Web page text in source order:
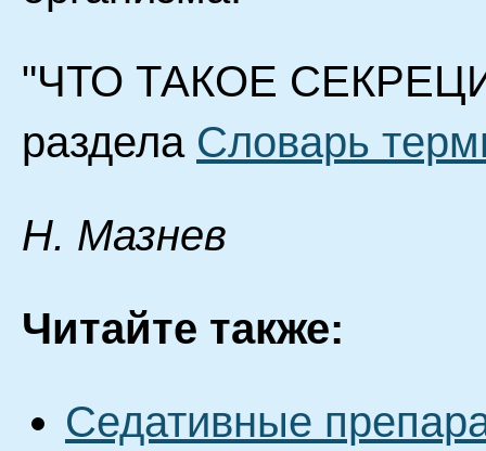
"ЧТО ТАКОЕ
раздела Словарь
Н. Мазнев
Читайте также:
Седативные